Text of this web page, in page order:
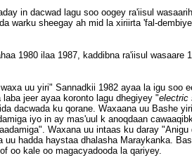
in dacwad lagu soo oogey ra'iisul
warku sheegay ah mid la xiriirta 'fal-
1980 ilaa 1987, kaddibna ra'iisul wasaare
uu yiri" Sannadkii 1982 ayaa la igu soo
jeer ayaa koronto lagu dhegiyey "electric
dacwada ku qorane. Waxaana uu Bashe
iyo in ay mas'uul k anoqdaan
Waxana uu intaas ku daray "Anigu
hadda haystaa dhalasha Maraykanka.
oo kale oo magacyadooda la qariyey.